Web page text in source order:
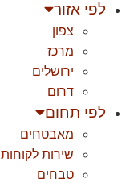
לפי אזור
צפון
מרכז
ירושלים
דרום
לפי תחום
מאבטחים
שירות לקוחות
טבחים